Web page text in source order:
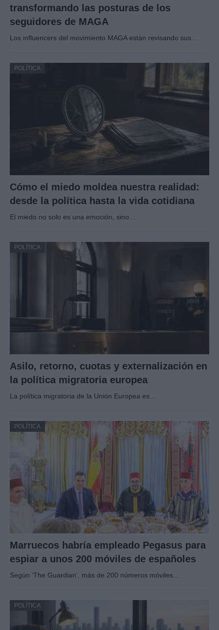
transformando las posturas de los
seguidores de MAGA
Los influencers del movimiento MAGA están revisando sus…
POLÍTICA
Cómo el miedo moldea nuestra realidad:
desde la política hasta la vida cotidiana
El miedo no solo es una emoción, sino…
POLÍTICA
Asilo, retorno, cuotas y externalización en
la política migratoria europea
La política migratoria de la Unión Europea es…
POLÍTICA
Marruecos habría empleado Pegasus para
espiar a unos 200 móviles de españoles
Según ‘The Guardian’, más de 200 números móviles…
POLÍTICA